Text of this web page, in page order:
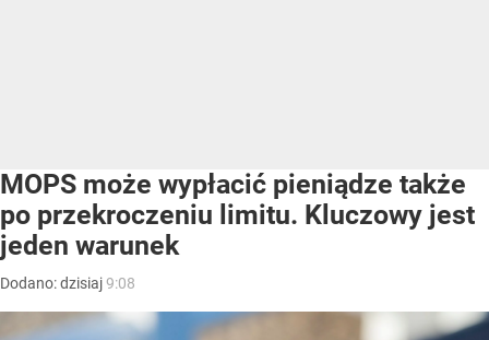
MOPS może wypłacić pieniądze także
po przekroczeniu limitu. Kluczowy jest
jeden warunek
Dodano:dzisiaj9:08